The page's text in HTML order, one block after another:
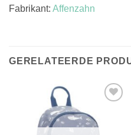
Fabrikant: Affenzahn
GERELATEERDE
verlanglijst